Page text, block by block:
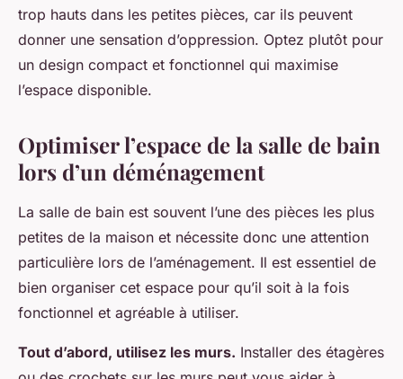
trop hauts dans les petites pièces, car ils peuvent
donner une sensation d’oppression. Optez plutôt pour
un design compact et fonctionnel qui maximise
l’espace disponible.
Optimiser l’espace de la salle de bain
lors d’un déménagement
La salle de bain est souvent l’une des pièces les plus
petites de la maison et nécessite donc une attention
particulière lors de l’aménagement. Il est essentiel de
bien organiser cet espace pour qu’il soit à la fois
fonctionnel et agréable à utiliser.
Tout d’abord, utilisez les murs. Installer des étagères